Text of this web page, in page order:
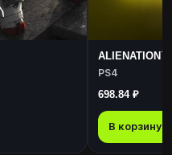
PS4
698.84 ₽
В корзину